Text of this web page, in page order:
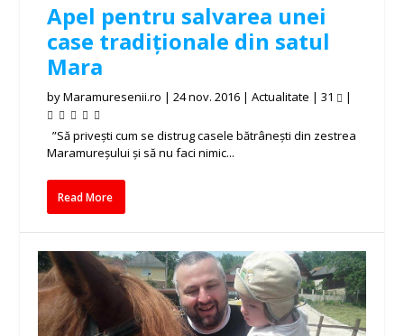
Apel pentru salvarea unei
case tradiționale din satul
Mara
byMaramuresenii.ro |24 nov. 2016 |Actualitate |31 |
”Să privești cum se distrug casele bătrânești din zestrea
Maramureșului și să nu faci nimic...
Read More